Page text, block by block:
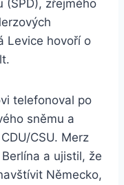
(SPD), zřejmého
Levice hovoří o
telefonoval po
sněmu a
CSU. Merz
a ujistil, že
Německo,